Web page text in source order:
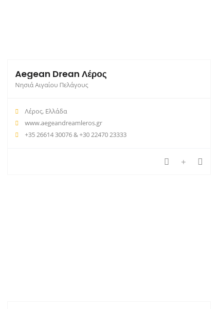
Aegean Drean Λέρος
Νησιά Αιγαίου Πελάγους
Λέρος, Ελλάδα
www.aegeandreamleros.gr
+35 26614 30076 & +30 22470 23333